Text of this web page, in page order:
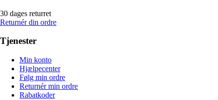
30 dages returret
Returnér din ordre
Tjenester
Min konto
Hjælpecenter
Følg min ordre
Returnér min ordre
Rabatkoder